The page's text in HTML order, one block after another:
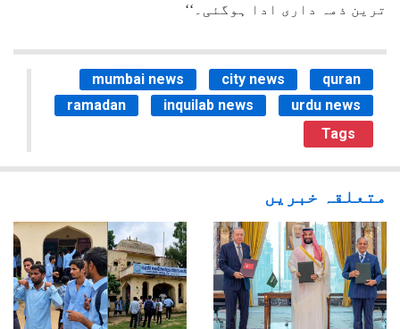
ترین ذمہ داری ادا ہوگئی۔‘‘
mumbai news city news
quran
ramadan
inquilab news
urdu news
Tags
متعلقہ خبریں